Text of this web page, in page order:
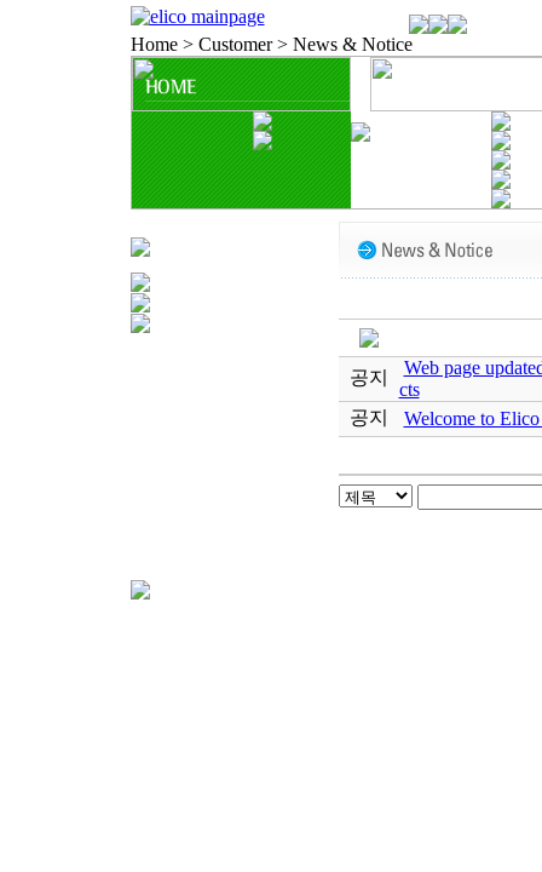
Home > Customer > News & Notice
공지
Web page
cts
공지
Welcome to